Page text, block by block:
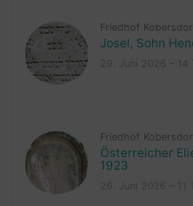
Friedhof
Josel, Sohn
Friedhof
Österreicher
1923